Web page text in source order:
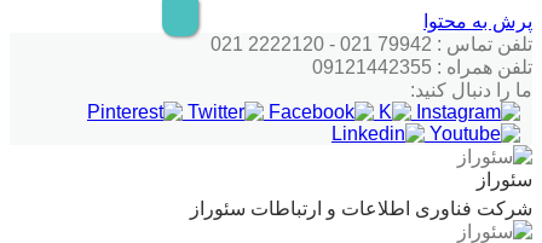
پرش به محتوا
تلفن تماس : 79942 021 - 2222120 021
تلفن همراه : 09121442355
ما را دنبال کنید:
سئوراز
شرکت فناوری اطلاعات و ارتباطات سئوراز